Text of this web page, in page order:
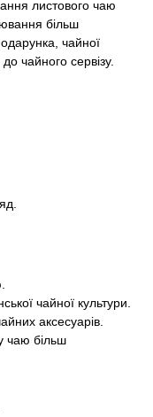
листового чаю
більш
чайної
чайного сервізу.
чайної культури.
аксесуарів.
чаю більш